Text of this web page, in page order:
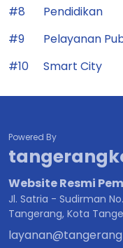
#8
Pendidikan
#9
Pelayanan
#10
Smart City
Powered By
Website Resmi
Jl. Satria - Sudirman
Tangerang, Kota